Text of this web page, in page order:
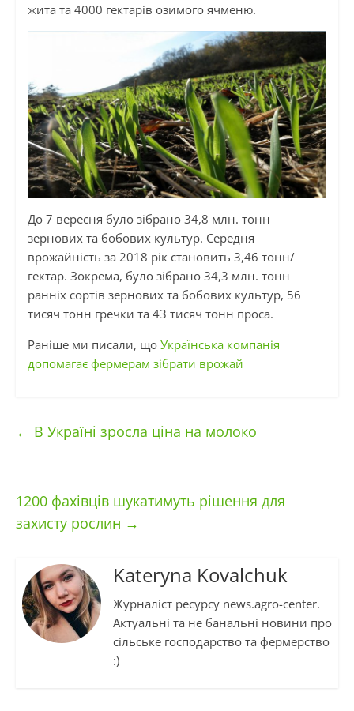
жита та 4000 гектарів озимого ячменю.
До 7 вересня було зібрано 34,8 млн. тонн
зернових та бобових культур. Середня
врожайність за 2018 рік становить 3,46 тонн/
гектар. Зокрема, було зібрано 34,3 млн. тонн
ранніх сортів зернових та бобових культур, 56
тисяч тонн гречки та 43 тисяч тонн проса.
Раніше ми писали, що Українська компанія
допомагає фермерам зібрати врожай
← В Україні зросла ціна на молоко
1200 фахівців шукатимуть рішення для
захисту рослин →
Kateryna Kovalchuk
Журналіст ресурсу news.agro-center.
Актуальні та не банальні новини про
сільське господарство та фермерство
:)